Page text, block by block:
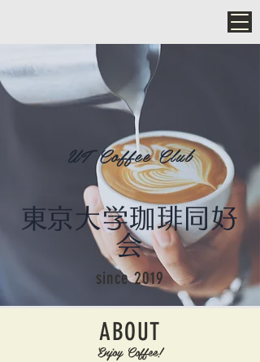
UT Coffee Club
​東京大学珈琲同好
会
since 2019
ABOUT
Enjoy Coffee!